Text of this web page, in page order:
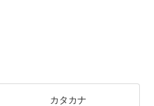
カタカナ